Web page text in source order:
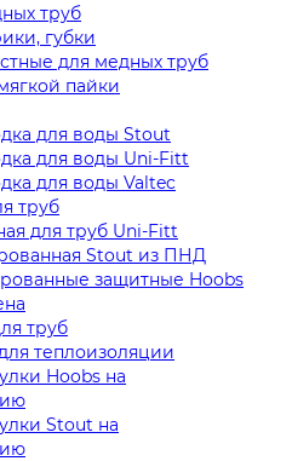
труб
губки
для медных труб
пайки
для воды Stout
для воды Uni-Fitt
для воды Valtec
труб
для труб Uni-Fitt
Stout из ПНД
защитные Hoobs
труб
теплоизоляции
Hoobs на
Stout на